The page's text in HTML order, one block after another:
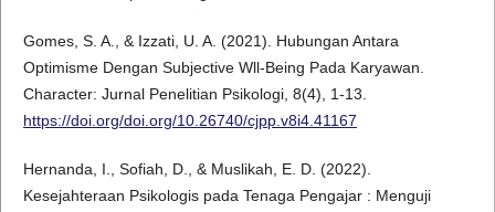
Gomes, S. A., & Izzati, U. A. (2021). Hubungan Antara
Optimisme Dengan Subjective Wll-Being Pada Karyawan.
Character: Jurnal Penelitian Psikologi, 8(4), 1-13.
https://doi.org/doi.org/10.26740/cjpp.v8i4.41167
Hernanda, I., Sofiah, D., & Muslikah, E. D. (2022).
Kesejahteraan Psikologis pada Tenaga Pengajar : Menguji